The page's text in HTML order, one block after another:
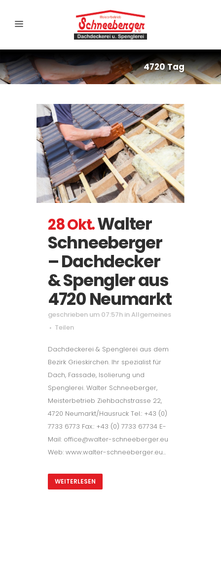
4720 Tag
28 Okt.Walter
Schneeberger
– Dachdecker
& Spengler aus
4720 Neumarkt
geschrieben um 07:57h inAllgemeines
Teilen
Dachdeckerei & Spenglerei aus dem
Bezirk Grieskirchen. Ihr spezialist für
Dach, Fassade, Isolierung und
Spenglerei. Walter Schneeberger,
Meisterbetrieb Ziehbachstrasse 22,
4720 Neumarkt/Hausruck Tel.: +43 (0)
7733 6773 Fax.: +43 (0) 7733 67734 E-
Mail: office@walter-schneeberger.eu
Web: www.walter-schneeberger.eu...
WEITERLESEN